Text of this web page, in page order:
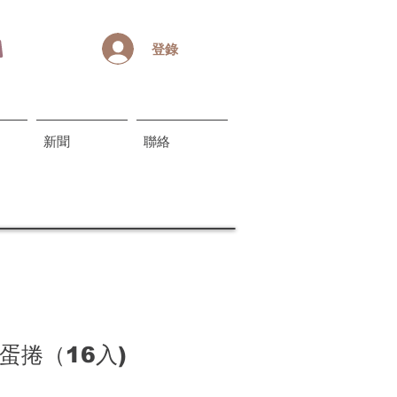
登錄
新聞 聯絡
捲（16入)